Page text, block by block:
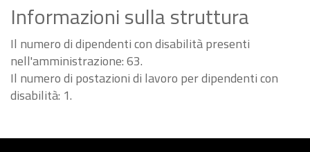
Informazioni sulla struttura
Il numero di dipendenti con disabilità presenti
nell'amministrazione: 63.
Il numero di postazioni di lavoro per dipendenti con
disabilità: 1.